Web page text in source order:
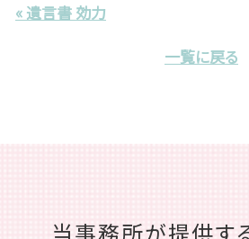
« 遺言書 効力
一覧に戻る
当事務所が提供す